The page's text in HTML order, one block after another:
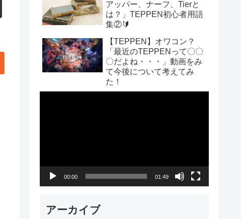
アッパー、ナーフ、Tierと
は？」TEPPEN初心者用語
集②🔰
【TEPPEN】オワコン？
「最近のTEPPENって〇〇
〇だよね・・・」動画をみ
て今後について考えてみ
た！
00:00 01:49
アーカイブ